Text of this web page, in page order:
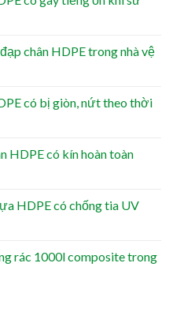
chân HDPE trong nhà vệ
có bị giòn, nứt theo thời
HDPE có kín hoàn toàn
HDPE có chống tia UV
rác 1000l composite trong